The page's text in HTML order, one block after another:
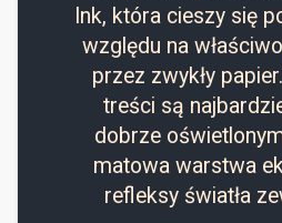
Ink, która cieszy się
względu na
przez zwykły
treści są
dobrze
matowa warstwa
refleksy światła